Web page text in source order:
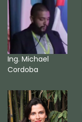
Ing. Michael
Cordoba